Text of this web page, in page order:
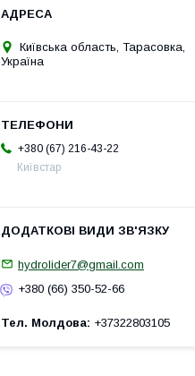
Київська область, Тарасовка,
Україна
+380 (67) 216-43-22
Київстар
hydrolider7@gmail.com
+380 (66) 350-52-66
Тел. Молдова +37322803105